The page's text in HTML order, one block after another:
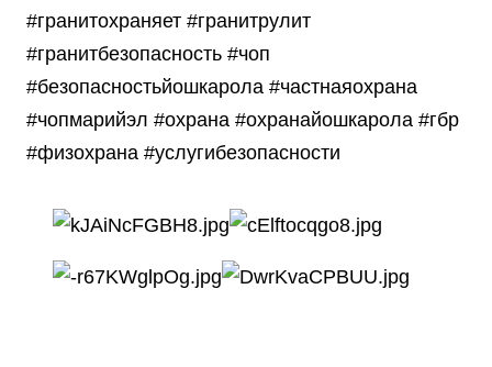
#гранитохраняет #гранитрулит
#гранитбезопасность #чоп
#безопасностьйошкарола #частнаяохрана
#чопмарийэл #охрана #охранайошкарола #гбр
#физохрана #услугибезопасности